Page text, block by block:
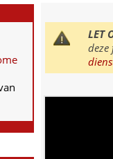
LET